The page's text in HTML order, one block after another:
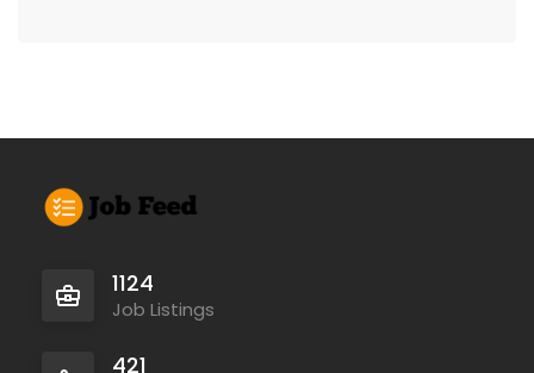
1124
Job Listings
421